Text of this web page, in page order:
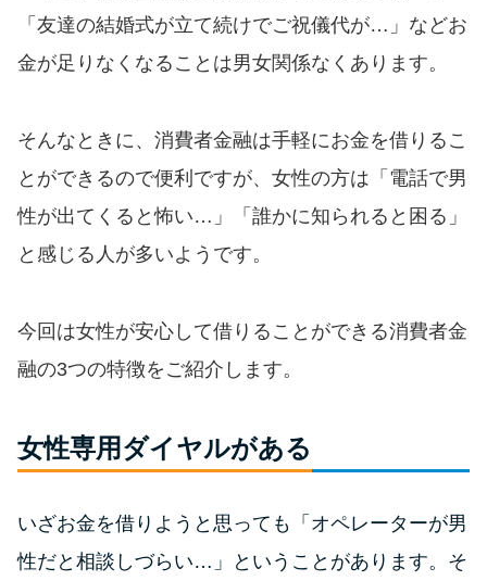
便利なコンテンツ
カードローン診断
カードローンQ&A
リボ払いをそのまま払いきると
カードローンの見直しで40万円
得した話
最速！最短40分で借りられるカ
特集ページ一覧
「友達の結婚式が立て続けでご祝儀代が…」などお
金が足りなくなることは男女関係なくあります。
そんなときに、消費者金融は手軽にお金を借りるこ
とができるので便利ですが、女性の方は「電話で男
性が出てくると怖い…」「誰かに知られると困る」
と感じる人が多いようです。
今回は女性が安心して借りることができる消費者金
融の3つの特徴をご紹介します。
女性専用ダイヤルがある
いざお金を借りようと思っても「オペレーターが男
性だと相談しづらい…」ということがあります。そ